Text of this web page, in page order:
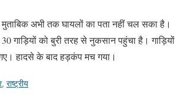
अभी तक घायलों का पता नहीं चल सका है।
गाड़ियों को बुरी तरह से नुकसान पहुंचा है। गाड़ियों
हादसे के बाद हड़कंप मच गया।
, राष्ट्रीय